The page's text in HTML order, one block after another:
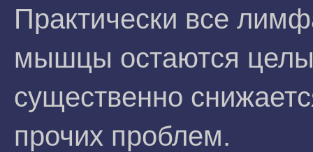
Практически все
мышцы остаются
существенно
прочих проблем.